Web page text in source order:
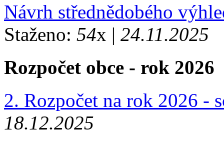
Návrh střednědobého
Staženo: 54x | 24.11.2025
Rozpočet obce - rok 2026
2. Rozpočet na rok 2026 -
18.12.2025